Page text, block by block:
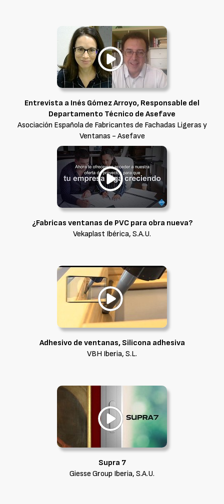
Entrevista a Inés Gómez Arroyo, Responsable del
Departamento Técnico de Asefave
Asociación Española de Fabricantes de Fachadas Ligeras y
Ventanas - Asefave
¿Fabricas ventanas de PVC para obra nueva?
Vekaplast Ibérica, S.A.U.
Adhesivo de ventanas, Silicona adhesiva
VBH Iberia, S.L.
Supra 7
Giesse Group Iberia, S.A.U.